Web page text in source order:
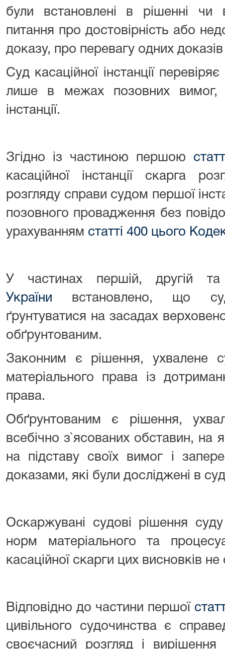
були встановлені в рішенні чи
питання про достовірність або
доказу, про перевагу одних
Суд касаційної інстанції
лише в межах позовних вимог,
інстанції.
Згідно із частиною першою
касаційної інстанції скарга
розгляду справи судом першої
позовного провадження без
урахуванням статті 400 цього
У частинах першій, другій
України встановлено, що
ґрунтуватися на засадах
обґрунтованим.
Законним є рішення, ухвалене
матеріального права із
права.
Обґрунтованим є рішення,
всебічно з`ясованих обставин, на
на підставу своїх вимог і
доказами, які були досліджені в
Оскаржувані судові рішення
норм матеріального та
касаційної скарги цих висновків
Відповідно до частини першої
цивільного судочинства є
своєчасний розгляд і